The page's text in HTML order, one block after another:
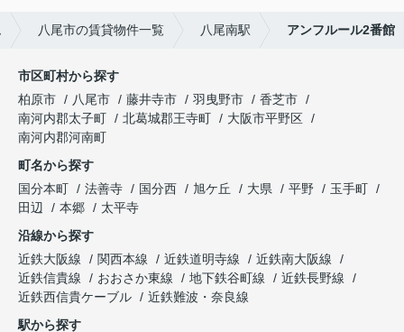
八尾市の賃貸物件一覧 八尾南駅 アンフルール2番館
市区町村から探す
柏原市
八尾市 藤井寺市 羽曳野市
香芝市
南河内郡太子町
北葛城郡王寺町
大阪市平野区
南河内郡河南町
町名から探す
国分本町
法善寺 国分西 旭ケ丘 大県 平野
玉手町
田辺
本郷
太平寺
沿線から探す
近鉄大阪線
関西本線 近鉄道明寺線
近鉄南大阪線
近鉄信貴線
おおさか東線 地下鉄谷町線
近鉄長野線
近鉄西信貴ケーブル
近鉄難波・奈良線
駅から探す